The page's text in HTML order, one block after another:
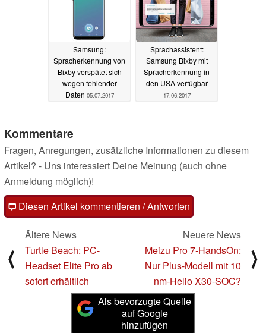
Samsung:
Spracherkennung von
Bixby verspätet sich
wegen fehlender
Daten 05.07.2017
Sprachassistent:
Samsung Bixby mit
Spracherkennung in
den USA verfügbar
17.06.2017
Kommentare
Fragen, Anregungen, zusätzliche Informationen zu diesem
Artikel? - Uns interessiert Deine Meinung (auch ohne
Anmeldung möglich)!
Diesen Artikel kommentieren / Antworten
⟨
Ältere News
Turtle Beach: PC-
Headset Elite Pro ab
sofort erhältlich
Neuere News
Meizu Pro 7-HandsOn:
Nur Plus-Modell mit 10
nm-Helio X30-SOC?
⟩
Als bevorzugte Quelle
auf Google
hinzufügen